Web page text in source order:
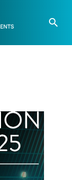
search